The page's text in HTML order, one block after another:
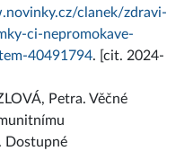
clanek/zdravi-
ci-nepromokave-
40491794. [cit. 2024-
Petra. Věčné
Dostupné